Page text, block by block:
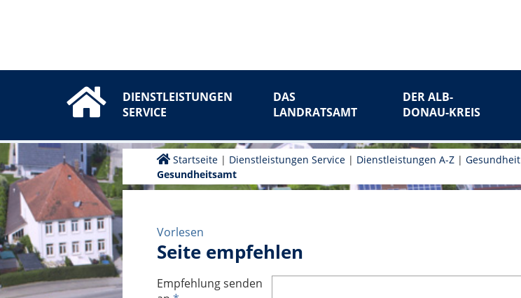
DIENSTLEISTUNGEN
SERVICE
DAS
LANDRATSAMT
DER ALB-
DONAU-KREIS
Startseite | Dienstleistungen Service | Dienstleistungen A-Z |Gesundheit
Gesundheitsamt
Vorlesen
Seite empfehlen
Empfehlung senden